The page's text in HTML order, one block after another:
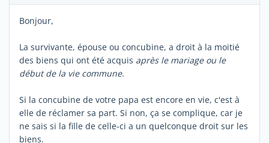
Bonjour,
La survivante, épouse ou concubine, a droit à la moitié
des biens qui ont été acquis après le mariage ou le
début de la vie commune.
Si la concubine de votre papa est encore en vie, c'est à
elle de réclamer sa part. Si non, ça se complique, car je
ne sais si la fille de celle-ci a un quelconque droit sur les
biens.